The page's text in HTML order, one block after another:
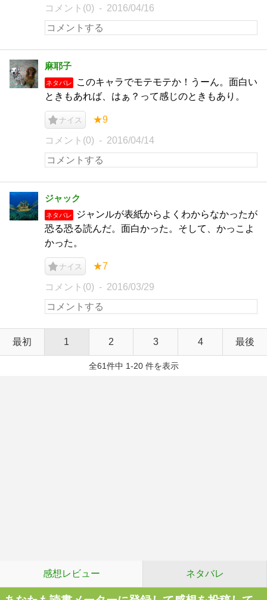
コメント(0) 2016/04/16
麻耶子
ネタバレ
このキャラでモテモテか！うーん。面白い
ときもあれば、はぁ？って感じのときもあり。
ナイス ★9
コメント(0) 2016/04/14
ジャック
ネタバレ
ジャンルが表紙からよくわからなかったが
恐る恐る読んだ。面白かった。そして、かっこよ
かった。
ナイス ★7
コメント(0) 2016/03/29
最初 1 2 3 4 最後
全61件中 1-20 件を表示
感想レビュー ネタバレ